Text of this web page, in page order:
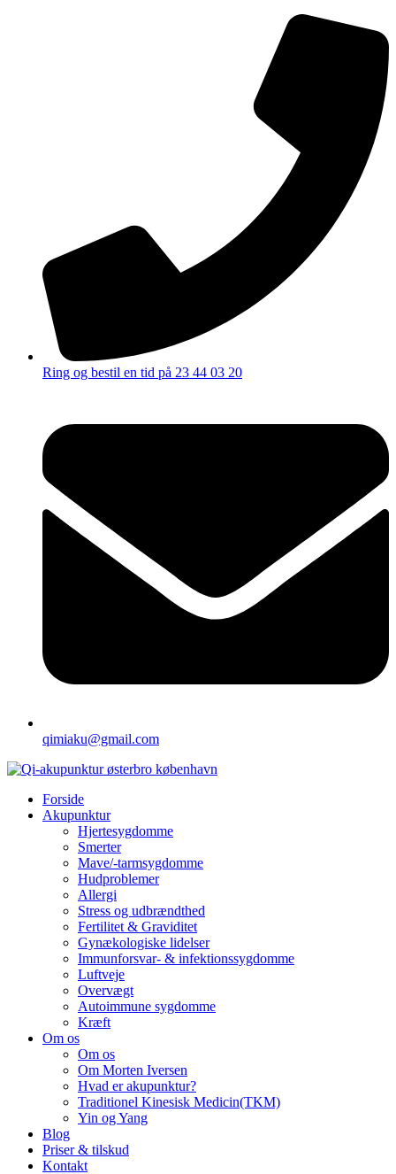
Ring og bestil en tid på 23 44 03 20
qimiaku@gmail.com
Forside
Akupunktur
Hjertesygdomme
Smerter
Mave/-tarmsygdomme
Hudproblemer
Allergi
Stress og udbrændthed
Fertilitet & Graviditet
Gynækologiske lidelser
Immunforsvar- & infektionssygdomme
Luftveje
Overvægt
Autoimmune sygdomme
Kræft
Om os
Om os
Om Morten Iversen
Hvad er akupunktur?
Traditionel Kinesisk Medicin(TKM)
Yin og Yang
Blog
Priser & tilskud
Kontakt